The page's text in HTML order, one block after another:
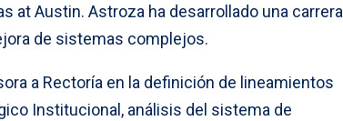
at Austin. Astroza ha desarrollado una carrera
de sistemas complejos.
a Rectoría en la definición de lineamientos
Institucional, análisis del sistema de